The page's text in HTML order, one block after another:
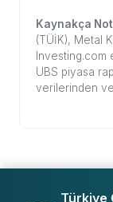
Kaynakça
(TÜİK), Metal
Investing.com
UBS piyasa
verilerinden
Türkiye